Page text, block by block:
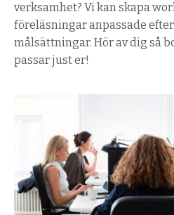
verksamhet? Vi kan skapa
föreläsningar anpassade
målsättningar. Hör av dig så
passar just er!